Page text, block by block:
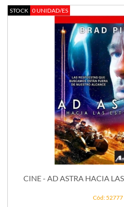
STOCK 0 UNIDAD/ES
CINE - AD ASTRA HACIA
Cód: 52777